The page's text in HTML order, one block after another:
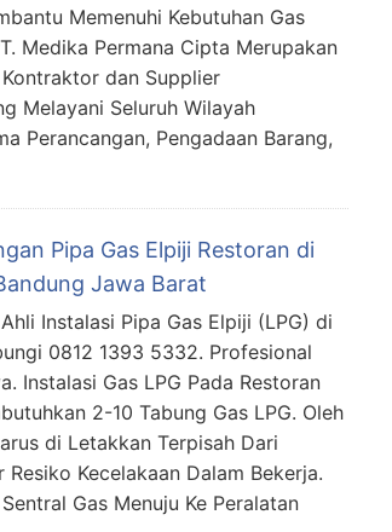
Memenuhi Kebutuhan Gas
Medika Permana Cipta Merupakan
dan Supplier
Melayani Seluruh Wilayah
Perancangan, Pengadaan Barang,
Pipa Gas Elpiji Restoran di
Jawa Barat
Instalasi Pipa Gas Elpiji (LPG) di
0812 1393 5332. Profesional
Instalasi Gas LPG Pada Restoran
2-10 Tabung Gas LPG. Oleh
di Letakkan Terpisah Dari
Kecelakaan Dalam Bekerja.
Gas Menuju Ke Peralatan